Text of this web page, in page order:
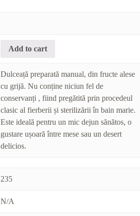
Add to cart
Dulceață preparată manual, din fructe alese
cu grijă. Nu conține niciun fel de
conservanți , fiind pregătită prin procedeul
clasic al fierberii și sterilizării în bain marie.
Este ideală pentru un mic dejun sănătos, o
gustare ușoară între mese sau un desert
delicios.
235
N/A